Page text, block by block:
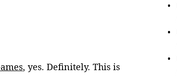
, yes. Definitely. This is